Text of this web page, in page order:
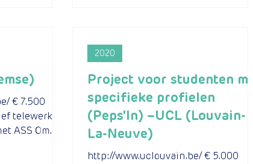
€ 7.500
telewerk
ASS Om
Project voor studenten met
specifieke profielen
(Peps'In) –UCL (Louvain-
La-Neuve)
http://www.uclouvain.be/ € 5.000
2020